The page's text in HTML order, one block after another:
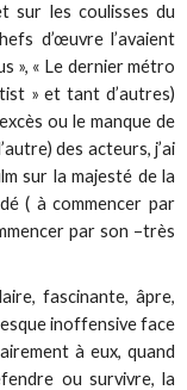
sur les coulisses du
d’œuvre l’avaient
», « Le dernier métro
» et tant d’autres)
ou le manque de
des acteurs, j’ai
sur la majesté de la
( à commencer par
par son –très
fascinante, âpre,
inoffensive face
à eux, quand
ou survivre, la